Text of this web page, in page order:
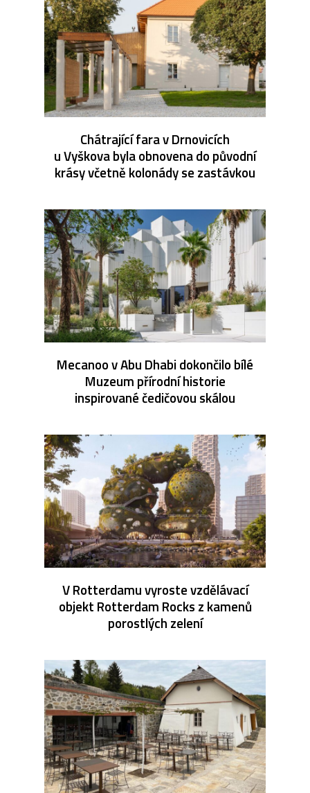
Chátrající fara v Drnovicích
u Vyškova byla obnovena do původní
krásy včetně kolonády se zastávkou
Mecanoo v Abu Dhabi dokončilo bílé
Muzeum přírodní historie
inspirované čedičovou skálou
V Rotterdamu vyroste vzdělávací
objekt Rotterdam Rocks z kamenů
porostlých zelení